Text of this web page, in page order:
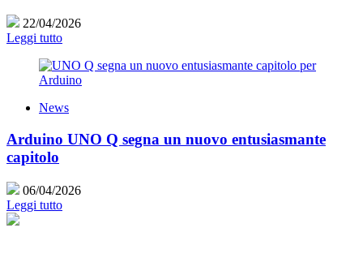
22/04/2026
Leggi tutto
News
Arduino UNO Q segna un nuovo entusiasmante
capitolo
06/04/2026
Leggi tutto